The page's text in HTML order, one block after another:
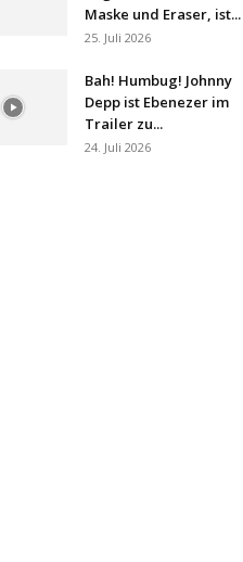
Maske und Eraser, ist...
25. Juli 2026
Bah! Humbug! Johnny
Depp ist Ebenezer im
Trailer zu...
24. Juli 2026